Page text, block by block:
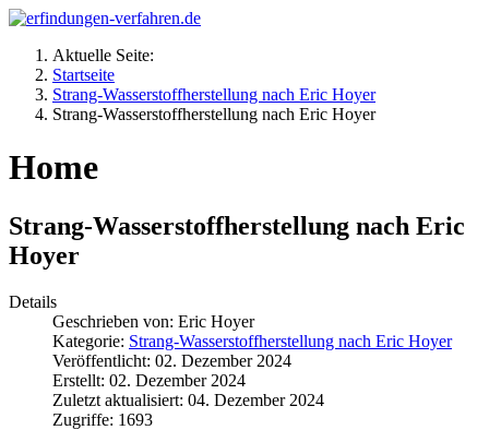
Aktuelle Seite:
Startseite
Strang-Wasserstoffherstellung nach Eric Hoyer
Strang-Wasserstoffherstellung nach Eric Hoyer
Home
Strang-Wasserstoffherstellung nach Eric
Hoyer
Details
Geschrieben von: Eric Hoyer
Kategorie: Strang-Wasserstoffherstellung nach Eric Hoyer
Veröffentlicht: 02. Dezember 2024
Erstellt: 02. Dezember 2024
Zuletzt aktualisiert: 04. Dezember 2024
Zugriffe: 1693